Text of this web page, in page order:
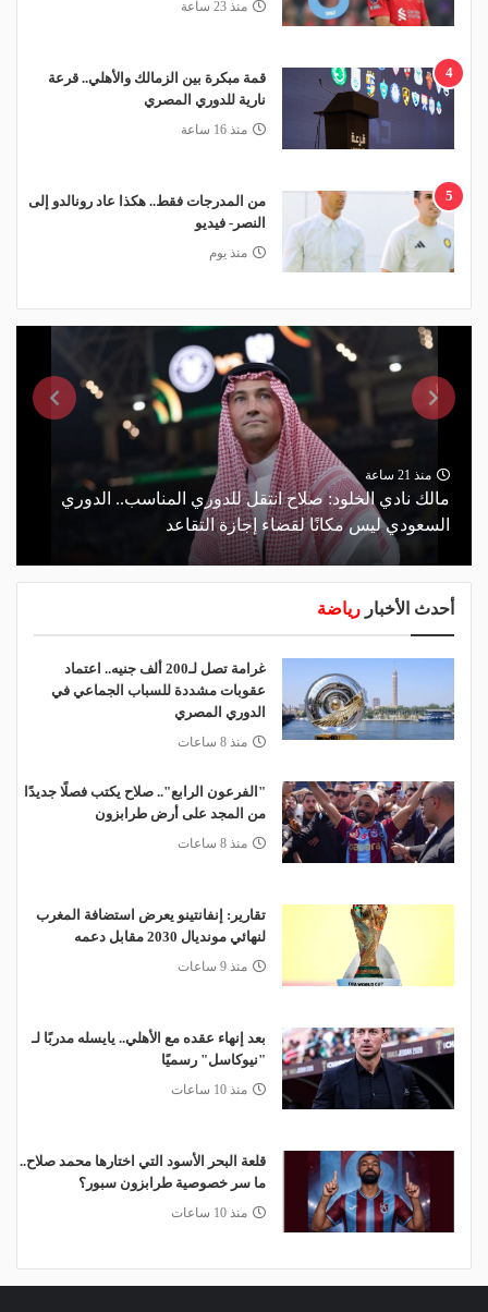
منذ 23 ساعة
4
قمة مبكرة بين الزمالك والأهلي.. قرعة
نارية للدوري المصري
منذ 16 ساعة
5
من المدرجات فقط.. هكذا عاد رونالدو إلى
النصر- فيديو
منذ يوم
منذ 21 ساعة
مالك نادي الخلود: صلاح انتقل للدوري المناسب.. الدوري
السعودي ليس مكانًا لقضاء إجازة التقاعد
أحدث الأخبار رياضة
غرامة تصل لـ200 ألف جنيه.. اعتماد
عقوبات مشددة للسباب الجماعي في
الدوري المصري
منذ 8 ساعات
"الفرعون الرابع".. صلاح يكتب فصلًا جديدًا
من المجد على أرض طرابزون
منذ 8 ساعات
تقارير: إنفانتينو يعرض استضافة المغرب
لنهائي مونديال 2030 مقابل دعمه
منذ 9 ساعات
بعد إنهاء عقده مع الأهلي.. يايسله مدربًا لـ
"نيوكاسل" رسميًا
منذ 10 ساعات
قلعة البحر الأسود التي اختارها محمد صلاح..
ما سر خصوصية طرابزون سبور؟
منذ 10 ساعات